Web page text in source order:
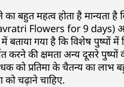
का बहुत महत्व होता है
Flowers for 9 days)
में बताया गया है कि विशेष पुष्पों
करने की क्षमता अन्य दूसरे
को प्रतिमा के चैतन्य का लाभ
चढ़ाने चाहिए.